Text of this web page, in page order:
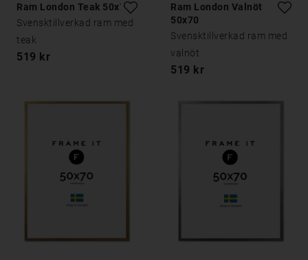
Ram London Teak 50x70
Svensktillverkad ram med
teak
519 kr
Ram London Valnöt
50x70
Svensktillverkad ram med
valnöt
519 kr